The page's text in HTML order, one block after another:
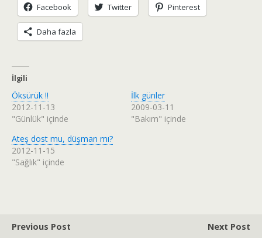
Facebook Twitter Pinterest
Daha fazla
İlgili
Öksürük !!
2012-11-13
"Günlük" içinde
İlk günler
2009-03-11
"Bakım" içinde
Ateş dost mu, düşman mı?
2012-11-15
"Sağlık" içinde
Previous Post
Next Post